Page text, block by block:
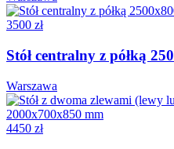
3500 zł
Stół centralny z półką
Warszawa
4450 zł